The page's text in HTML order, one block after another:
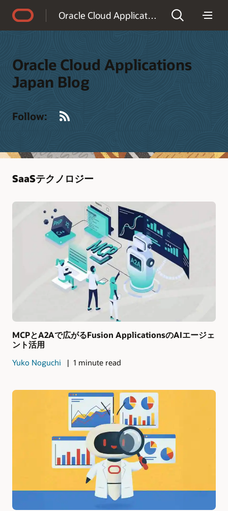
Oracle Cloud Applications Japan Blog
Oracle Cloud Applications
Japan Blog
Follow:
SaaSテクノロジー
MCPとA2Aで広がるFusion ApplicationsのAIエージェ
ント活用
Yuko Noguchi 1 minute read